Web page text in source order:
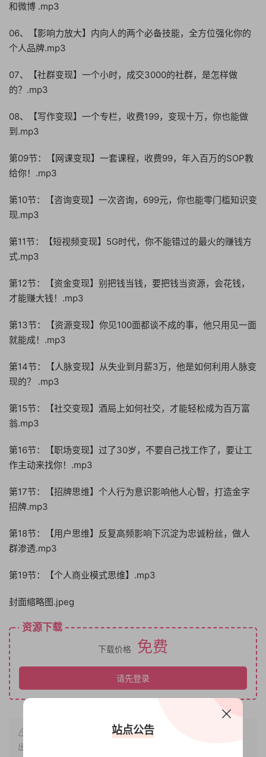
和微博 .mp3
06、【影响力放大】内向人的两个必备技能，全方位强化你的
个人品牌.mp3
07、【社群变现】一个小时，成交3000的社群，是怎样做
的？.mp3
08、【写作变现】一个专栏，收费199，变现十万，你也能做
到.mp3
第09节：【网课变现】一套课程，收费99，年入百万的SOP教
给你！.mp3
第10节：【咨询变现】一次咨询，699元，你也能零门槛知识变
现.mp3
第11节：【短视频变现】5G时代，你不能错过的最火的赚钱方
式.mp3
第12节：【资金变现】别把钱当钱，要把钱当资源，会花钱，
才能赚大钱！.mp3
第13节：【资源变现】你见100面都谈不成的事，他只用见一面
就能成！.mp3
第14节：【人脉变现】从失业到月薪3万，他是如何利用人脉变
现的？ .mp3
第15节：【社交变现】酒局上如何社交，才能轻松成为百万富
翁.mp3
第16节：【职场变现】过了30岁，不要自己找工作了，要让工
作主动来找你！.mp3
第17节：【招牌思维】个人行为意识影响他人心智，打造金字
招牌.mp3
第18节：【用户思维】反复高频影响下沉淀为忠诚粉丝，做人
群渗透.mp3
第19节：【个人商业模式思维】.mp3
封面缩略图.jpeg
资源下载
下载价格 免费
请先登录
https://www.bbfx.cc/2051.html
出处。
站点公告